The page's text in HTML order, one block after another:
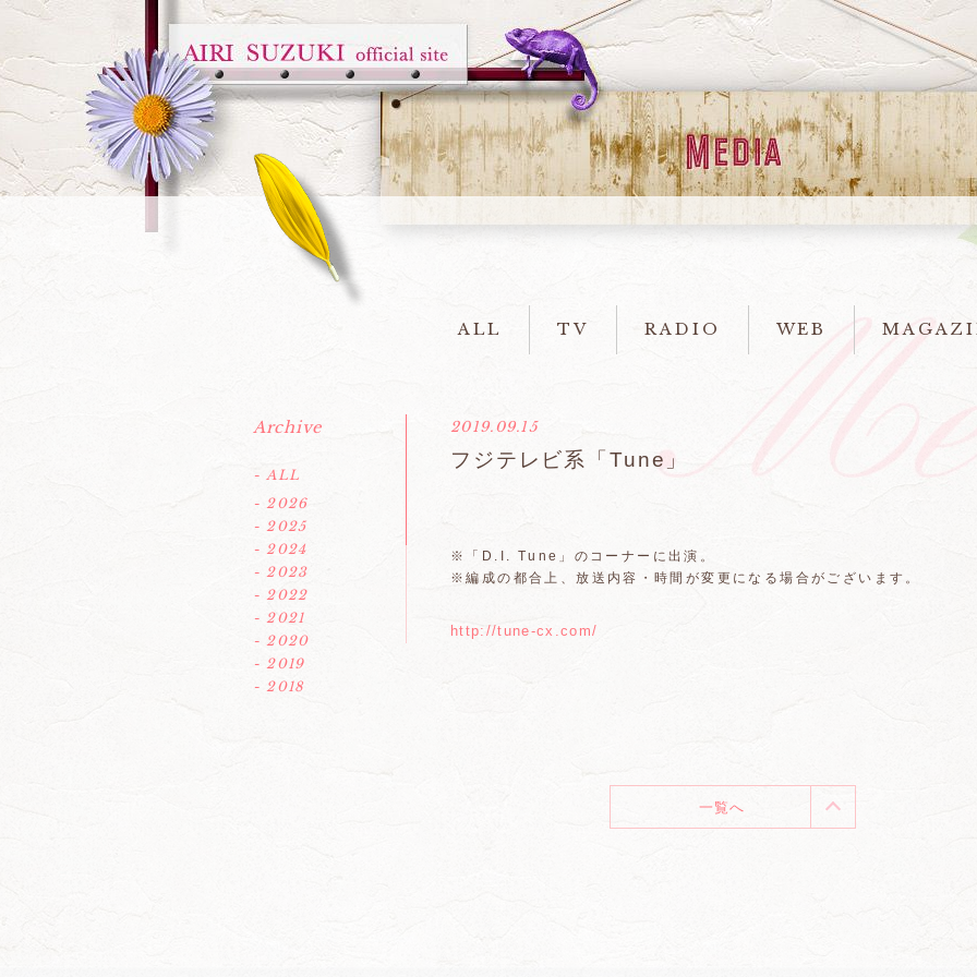
ALL TV RADIO WEB
2019.09.15
フジテレビ系「Tune」
※「D.I. Tune」のコーナーに出演。
※編成の都合上、放送内容・時間が変更になる場合がございます。
http://tune-cx.com/
Archive
- ALL
- 2026
- 2025
- 2024
- 2023
- 2022
- 2021
- 2020
- 2019
- 2018
一覧へ